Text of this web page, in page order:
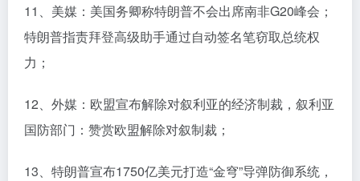
11、美媒：美国务卿称特朗普不会出席南非G20峰会；
特朗普指责拜登高级助手通过自动签名笔窃取总统权
力；
12、外媒：欧盟宣布解除对叙利亚的经济制裁，叙利亚
国防部门：赞赏欧盟解除对叙制裁；
13、特朗普宣布1750亿美元打造“金穹”导弹防御系统，